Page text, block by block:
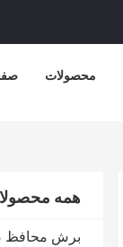
محصولات
همه
برش محافظ